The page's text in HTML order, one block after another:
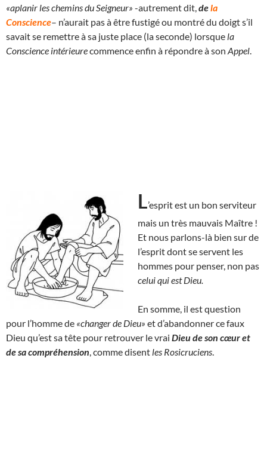
«aplanir les chemins du Seigneur» -autrement dit, dela
Conscience– n’aurait pas à être fustigé ou montré du doigt s’il
savait se remettre à sa juste place (la seconde) lorsque la
Conscience intérieurecommence enfin à répondre à son Appel
L’esprit est un bon serviteur
mais un très mauvais Maître !
Et nous parlons-là bien sur de
l’esprit dont se servent les
hommes pour penser, non pas
celui qui est Dieu.
En somme, il est question
pour l’homme de «changer de Dieu» et d’abandonner ce faux
Dieu qu’est sa tête pour retrouver le vrai Dieu de son cœur et
de sa compréhension , comme disent les Rosicruciens